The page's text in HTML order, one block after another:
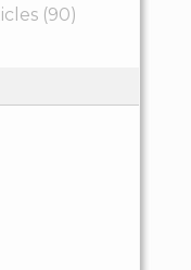
(90)